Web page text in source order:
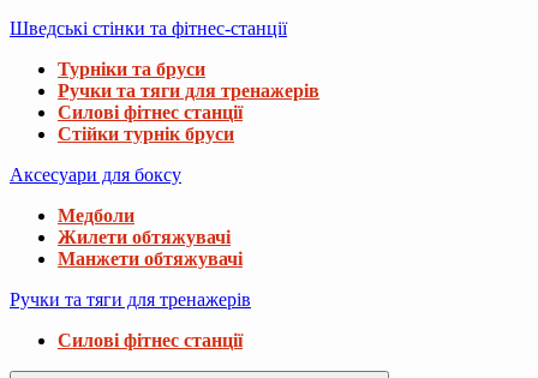
Шведські стінки та фітнес-станції
Турніки та бруси
Ручки та тяги для тренажерів
Силові фітнес станції
Стійки турнік бруси
Аксесуари для боксу
Медболи
Жилети обтяжувачі
Манжети обтяжувачі
Ручки та тяги для тренажерів
Силові фітнес станції